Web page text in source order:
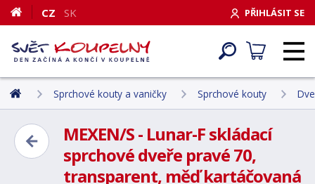
PŘIHLÁSIT SE
CZ SK
Sprchové kouty a vaničky Sprchové kouty
MEXEN/S - Lunar-F skládací
sprchové dveře pravé 70,
transparent, měď kartáčovaná